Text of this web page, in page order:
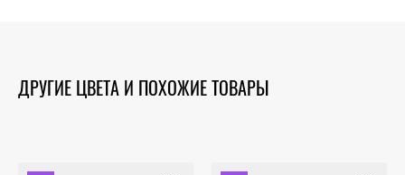
ДРУГИЕ ЦВЕТА И ПОХОЖИЕ ТОВАРЫ